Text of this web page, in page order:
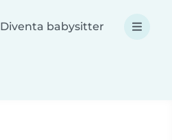
Diventa babysitter